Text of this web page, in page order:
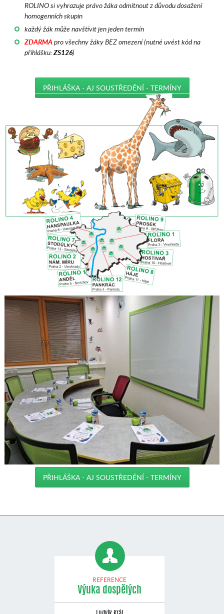
ROLINO si vyhrazuje právo žáka odmítnout z důvodu dosažení
homogenních skupin
každý žák může navštívit jen jeden termín
ZDARMApro všechny žáky BEZ omezení (nutné uvést kód na
přihlášku:ZS126)
PŘIHLÁŠKA - AJ SOUSTŘEDĚNÍ - TERMÍNY
PŘIHLÁŠKA - AJ SOUSTŘEDĚNÍ - TERMÍNY
REFERENCE
Výuka dospělých